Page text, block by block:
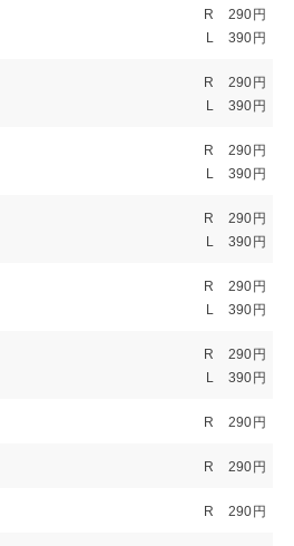
R 290円
L 390円
R 290円
L 390円
R 290円
L 390円
R 290円
L 390円
R 290円
L 390円
R 290円
L 390円
R 290円
R 290円
R 290円